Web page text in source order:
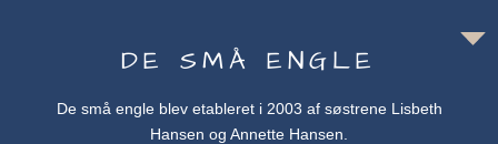
DE SMÅ ENGLE
De små engle blev etableret i 2003 af søstrene Lisbeth
Hansen og Annette Hansen.